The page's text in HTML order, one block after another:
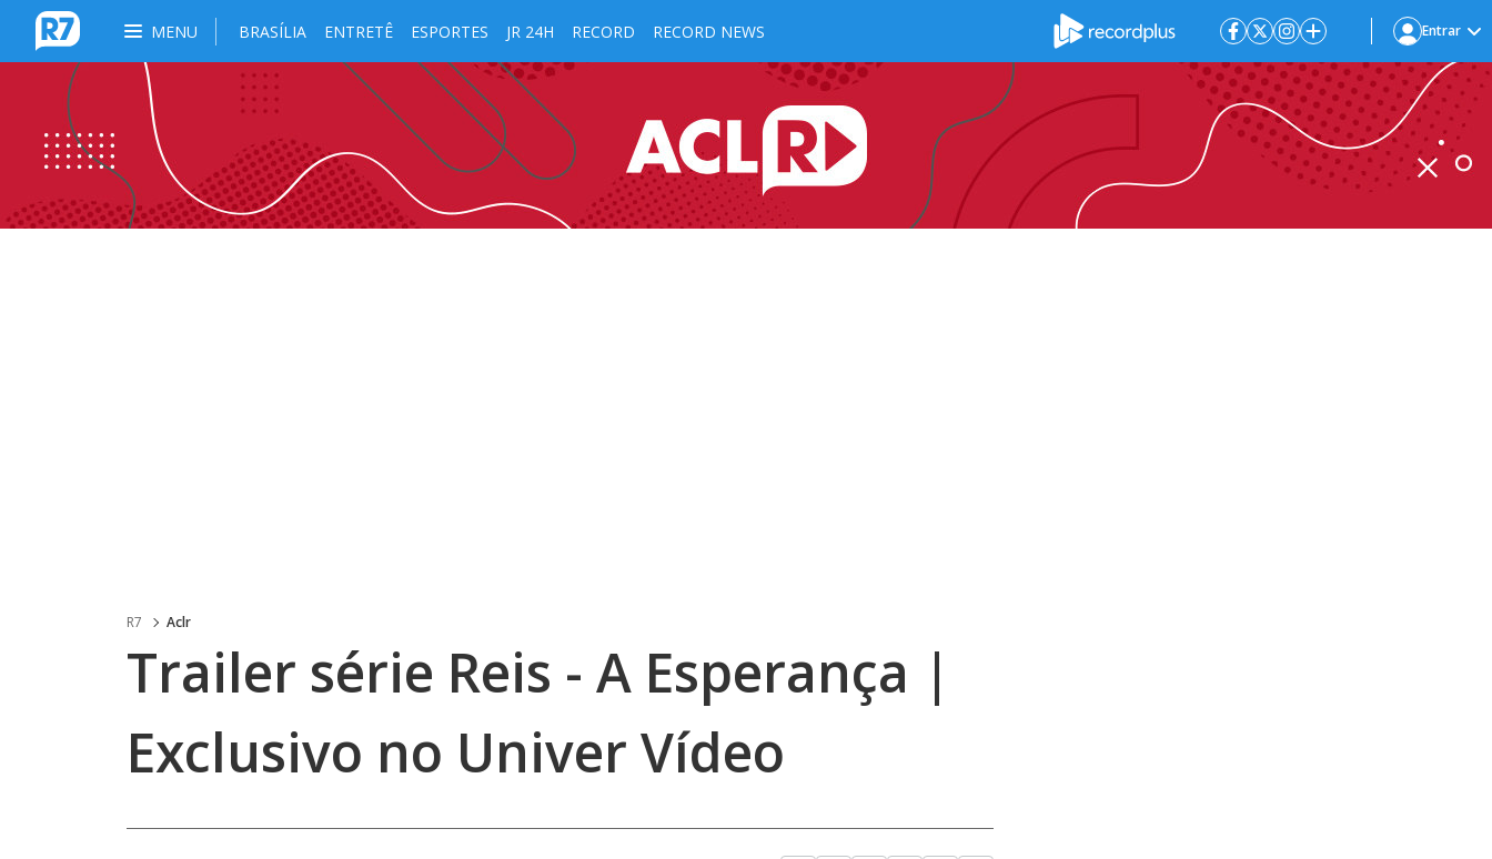
MENU BRASÍLIA ENTRETÊ ESPORTES JR 24H RECORD RECORD NEWS Entrar
R7 Aclr
Trailer série Reis - A Esperança |
Exclusivo no Univer Vídeo